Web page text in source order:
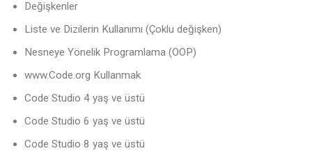
Değişkenler
Liste ve Dizilerin Kullanımı (Çoklu değişken)
Nesneye Yönelik Programlama (OOP)
www.Code.org Kullanmak
Code Studio 4 yaş ve üstü
Code Studio 6 yaş ve üstü
Code Studio 8 yaş ve üstü